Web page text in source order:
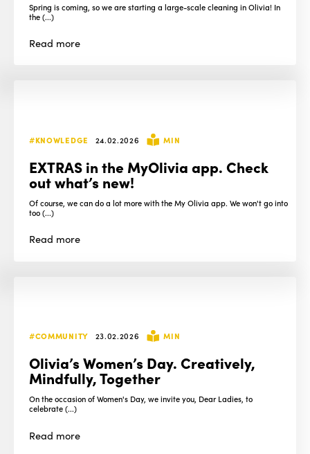
Spring is coming, so we are starting a large-scale cleaning in Olivia! In
the (...)
Read more
#KNOWLEDGE 24.02.2026 MIN
EXTRAS in the MyOlivia app. Check
out what’s new!
Of course, we can do a lot more with the My Olivia app. We won't go into
too (...)
Read more
#COMMUNITY 23.02.2026 MIN
Olivia’s Women’s Day. Creatively,
Mindfully, Together
On the occasion of Women's Day, we invite you, Dear Ladies, to
celebrate (...)
Read more